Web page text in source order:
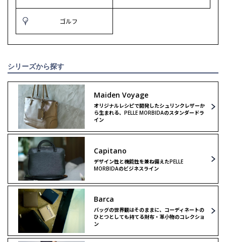
ゴルフ
シリーズから探す
Maiden Voyage
オリジナルレシピで開発したシュリンクレザーか
ら生まれる、PELLE MORBIDAのスタンダードラ
イン
Capitano
デザイン性と機能性を兼ね備えたPELLE
MORBIDAのビジネスライン
Barca
バッグの世界観はそのままに、コーディネートの
ひとつとしても持てる財布・革小物のコレクショ
ン